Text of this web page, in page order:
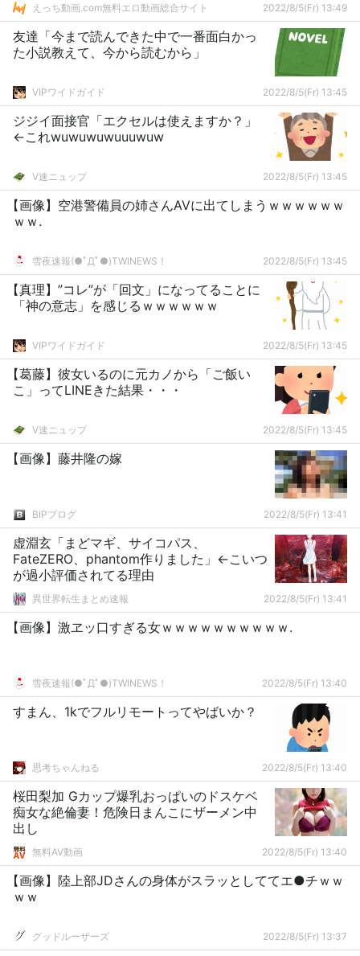
えっち動画.com無料エロ動画総合サイト 2022/8/5(Fr) 13:49
友達「今まで読んできた中で一番面白かっ
た小説教えて、今から読むから」
VIPワイドガイド 2022/8/5(Fr) 13:45
ジジイ面接官「エクセルは使えますか？」
←これwuwuwuwuuuwuw
V速ニュップ 2022/8/5(Fr) 13:45
【画像】空港警備員の姉さんAVに出てしまうｗｗｗｗｗｗ
ｗｗ.
雪夜速報(●ﾟДﾟ●)TWINEWS！ 2022/8/5(Fr) 13:45
【真理】”コレ”が「回文」になってることに
「神の意志」を感じるｗｗｗｗｗｗ
VIPワイドガイド 2022/8/5(Fr) 13:45
【葛藤】彼女いるのに元カノから「ご飯い
こ」ってLINEきた結果・・・
V速ニュップ 2022/8/5(Fr) 13:45
【画像】藤井隆の嫁
BIPブログ 2022/8/5(Fr) 13:41
虚淵玄「まどマギ、サイコパス、
FateZERO、phantom作りました」←こいつ
が過小評価されてる理由
異世界転生まとめ速報 2022/8/5(Fr) 13:41
【画像】激ヱッ口すぎる女ｗｗｗｗｗｗｗｗｗｗ.
雪夜速報(●ﾟДﾟ●)TWINEWS！ 2022/8/5(Fr) 13:40
すまん、1kでフルリモートってやばいか？
思考ちゃんねる 2022/8/5(Fr) 13:40
桜田梨加 Gカップ爆乳おっぱいのドスケベ
痴女な絶倫妻！危険日まんこにザーメン中
出し
無料AV動画 2022/8/5(Fr) 13:40
【画像】陸上部JDさんの身体がスラッとしててエ●チｗｗ
ｗｗ
グッドルーザーズ 2022/8/5(Fr) 13:37